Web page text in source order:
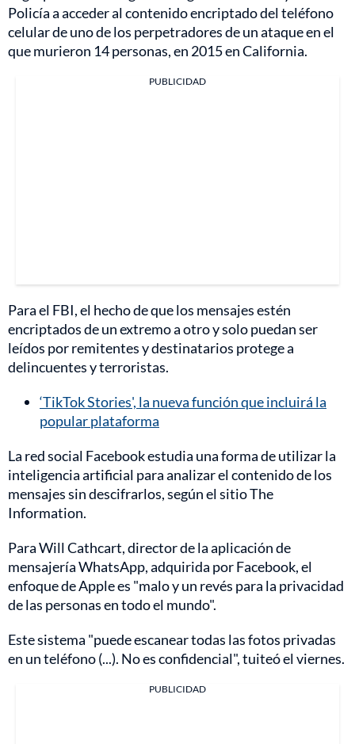
Policía a acceder al contenido encriptado del teléfono
celular de uno de los perpetradores de un ataque en el
que murieron 14 personas, en 2015 en California.
PUBLICIDAD
Para el FBI, el hecho de que los mensajes estén
encriptados de un extremo a otro y solo puedan ser
leídos por remitentes y destinatarios protege a
delincuentes y terroristas.
‘TikTok Stories', la nueva función que incluirá la
popular plataforma
La red social Facebook estudia una forma de utilizar la
inteligencia artificial para analizar el contenido de los
mensajes sin descifrarlos, según el sitio The
Information.
Para Will Cathcart, director de la aplicación de
mensajería WhatsApp, adquirida por Facebook, el
enfoque de Apple es "malo y un revés para la privacidad
de las personas en todo el mundo".
Este sistema "puede escanear todas las fotos privadas
en un teléfono (...). No es confidencial", tuiteó el viernes.
PUBLICIDAD